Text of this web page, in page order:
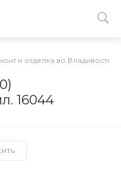
и отделка во Владивостоке
16044